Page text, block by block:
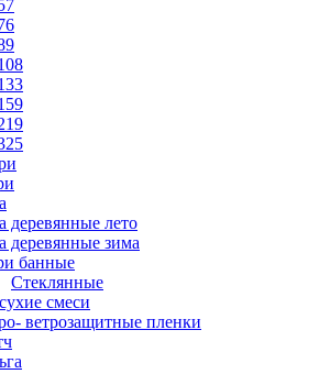
деревянные лето
деревянные зима
банные
Стеклянные
смеси
ветрозащитные пленки